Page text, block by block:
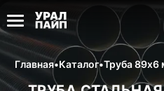
Главная•Каталог•Труба 89x6